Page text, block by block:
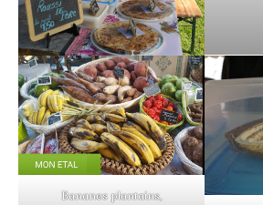
Bananes plantains,